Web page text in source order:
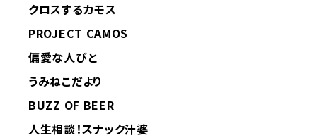
クロスするカモス
PROJECT CAMOS
偏愛な人びと
うみねこだより
BUZZ OF BEER
人生相談！スナック汁婆